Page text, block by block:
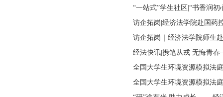
“一站式”学生社区|“书香润
访企拓岗|经济法学院赴国药
访企拓岗｜经济法学院师生
经法快讯|携笔从戎 无悔青
全国大学生环境资源模拟法
全国大学生环境资源模拟法